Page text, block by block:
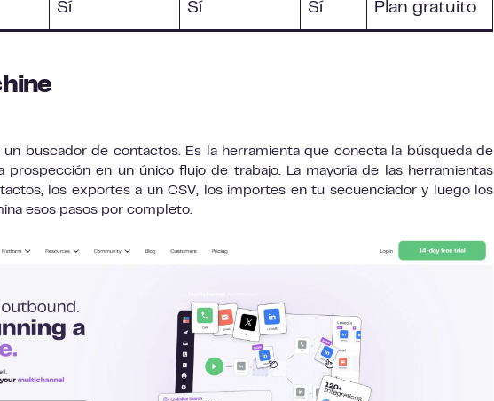
Sí Sí Sí Plan gratuito
un buscador de contactos. Es la herramienta que conecta la búsqueda de
en un único flujo de trabajo. La mayoría de las herramientas
los exportes a un CSV, los importes en tu secuenciador y luego los
esos pasos por completo.